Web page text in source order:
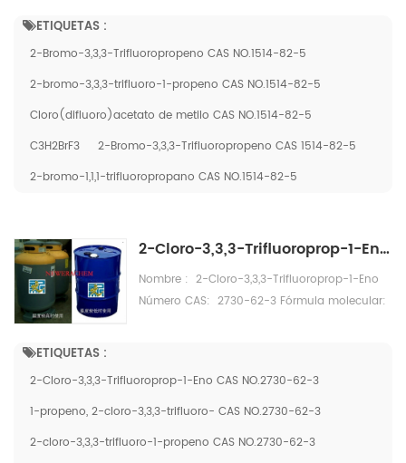
250 KGS/cilindro
ETIQUETAS :
2-Bromo-3,3,3-Trifluoropropeno CAS NO.1514-82-5
2-bromo-3,3,3-trifluoro-1-propeno CAS NO.1514-82-5
Cloro(difluoro)acetato de metilo CAS NO.1514-82-5
C3H2BrF3
2-Bromo-3,3,3-Trifluoropropeno CAS 1514-82-5
2-bromo-1,1,1-trifluoropropano CAS NO.1514-82-5
2-Cloro-3,3,3-Trifluoroprop-1-Ene CAS NO.2730-62-3 como origen de silicona de China
Nombre : 2-Cloro-3,3,3-Trifluoroprop-1-Eno
Número CAS: 2730-62-3 Fórmula molecular:
Pureza%: ≥ 99,5 Contenido de humedad: ≤ 100
ppm Embalaje: 250 kg/cilindro de acero.
ETIQUETAS :
2-Cloro-3,3,3-Trifluoroprop-1-Eno CAS NO.2730-62-3
1-propeno, 2-cloro-3,3,3-trifluoro- CAS NO.2730-62-3
2-cloro-3,3,3-trifluoro-1-propeno CAS NO.2730-62-3